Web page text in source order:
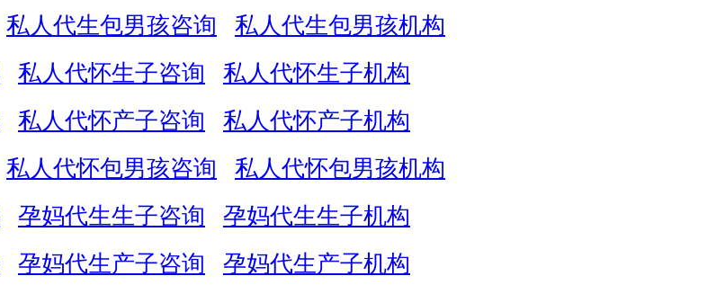
私人代生包男孩咨询
私人代生包男孩机构
私人代怀生子咨询
私人代怀生子机构
私人代怀产子咨询
私人代怀产子机构
私人代怀包男孩咨询
私人代怀包男孩机构
孕妈代生生子咨询
孕妈代生生子机构
孕妈代生产子咨询
孕妈代生产子机构